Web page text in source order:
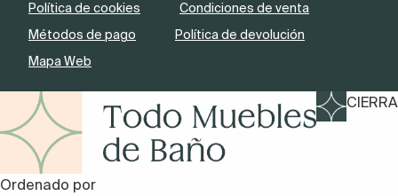
Política de cookies
Condiciones de venta
Métodos de pago
Política de devolución
Mapa Web
CIERRA
Ordenado por